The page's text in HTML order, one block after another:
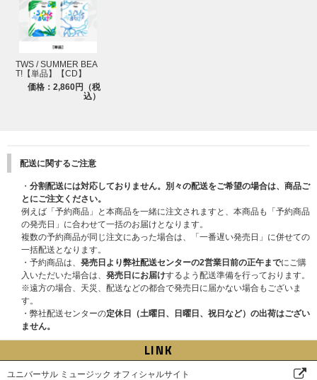
TWS / SUMMER BEA
T!【単品】【CD】
価格：2,860円（税
込）
配送に関するご注意
・ 分割配送には対応しておりません。別々の配送をご希望の場合は、商品ご
とにご注文ください。
例えば「予約商品」と本商品を一緒に注文されますと、本商品も「予約商品
の発売日」に合わせて一括のお届けとなります。
複数の予約商品が同じ注文にあった場合は、「一番遅い発売日」に併せての
一括配送となります。
・予約商品は、 発売日より弊社配送センターの2営業日前の正午までにご購
入いただいた場合は、 発売日にお届けするよう配送準備を行っております。
※遠方の場合、天災、配送などの都合で発売日に届かない場合もございま
す。
・弊社配送センターの定休日（土曜日、日曜日、祝日など）の出荷はござい
ません。
LINK
ユニバーサル ミュージック オフィシャルサイト